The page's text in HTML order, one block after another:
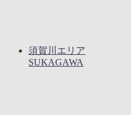
須賀川エリア
SUKAGAWA